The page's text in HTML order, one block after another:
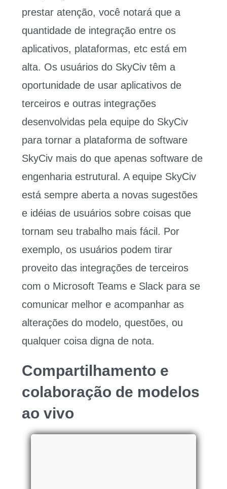
prestar atenção, você notará que a
quantidade de integração entre os
aplicativos, plataformas, etc está em
alta. Os usuários do SkyCiv têm a
oportunidade de usar aplicativos de
terceiros e outras integrações
desenvolvidas pela equipe do SkyCiv
para tornar a plataforma de software
SkyCiv mais do que apenas software de
engenharia estrutural. A equipe SkyCiv
está sempre aberta a novas sugestões
e idéias de usuários sobre coisas que
tornam seu trabalho mais fácil. Por
exemplo, os usuários podem tirar
proveito das integrações de terceiros
com o Microsoft Teams e Slack para se
comunicar melhor e acompanhar as
alterações do modelo, questões, ou
qualquer coisa digna de nota.
Compartilhamento e
colaboração de modelos
ao vivo